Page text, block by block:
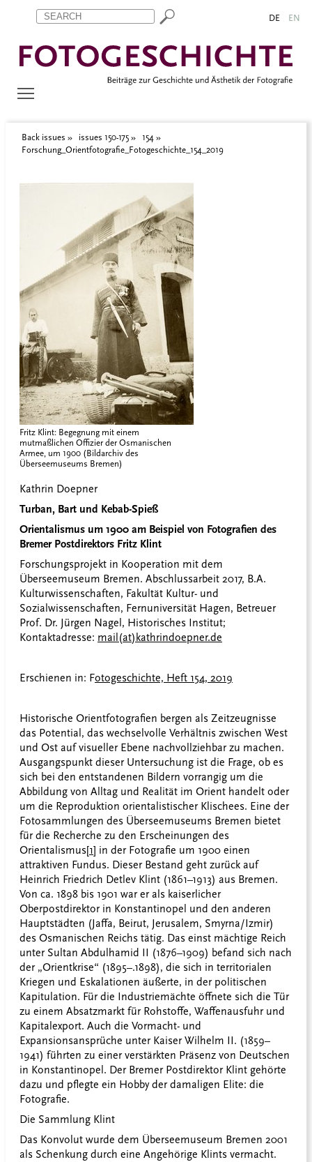
Zum Inhalt springen
Aktuelle Seite: DE EN
Back issues issues 150-175
154
Forschung_Orientfotografie_Fotogeschichte_154_2019
Fritz Klint: Begegnung mit einem
mutmaßlichen Offizier der Osmanischen
Armee, um 1900 (Bildarchiv des
Überseemuseums Bremen)
Kathrin Doepner
Turban, Bart und Kebab-Spieß
Orientalismus um 1900 am Beispiel von Fotografien des
Bremer Postdirektors Fritz Klint
Forschungsprojekt in Kooperation mit dem
Überseemuseum Bremen. Abschlussarbeit 2017, B.A.
Kulturwissenschaften, Fakultät Kultur- und
Sozialwissenschaften, Fernuniversität Hagen, Betreuer
Prof. Dr. Jürgen Nagel, Historisches Institut;
Kontaktadresse: mail(at)kathrindoepner.de
Erschienen in: Fotogeschichte, Heft 154, 2019
Historische Orientfotografien bergen als Zeitzeugnisse
das Potential, das wechselvolle Verhältnis zwischen West
und Ost auf visueller Ebene nachvollziehbar zu machen.
Ausgangspunkt dieser Untersuchung ist die Frage, ob es
sich bei den entstandenen Bildern vorrangig um die
Abbildung von Alltag und Realität im Orient handelt oder
um die Reproduktion orientalistischer Klischees. Eine der
Fotosammlungen des Überseemuseums Bremen bietet
für die Recherche zu den Erscheinungen des
Orientalismus[1] in der Fotografie um 1900 einen
attraktiven Fundus. Dieser Bestand geht zurück auf
Heinrich Friedrich Detlev Klint (1861–1913) aus Bremen.
Von ca. 1898 bis 1901 war er als kaiserlicher
Oberpostdirektor in Konstantinopel und den anderen
Hauptstädten (Jaffa, Beirut, Jerusalem, Smyrna/Izmir)
des Osmanischen Reichs tätig. Das einst mächtige Reich
unter Sultan Abdulhamid II (1876–1909) befand sich nach
der „Orientkrise“ (1895–.1898), die sich in territorialen
Kriegen und Eskalationen äußerte, in der politischen
Kapitulation. Für die Industriemächte öffnete sich die Tür
zu einem Absatzmarkt für Rohstoffe, Waffenausfuhr und
Kapitalexport. Auch die Vormacht- und
Expansionsansprüche unter Kaiser Wilhelm II. (1859–
1941) führten zu einer verstärkten Präsenz von Deutschen
in Konstantinopel. Der Bremer Postdirektor Klint gehörte
dazu und pflegte ein Hobby der damaligen Elite: die
Fotografie.
Die Sammlung Klint
Das Konvolut wurde dem Überseemuseum Bremen 2001
als Schenkung durch eine Angehörige Klints vermacht.